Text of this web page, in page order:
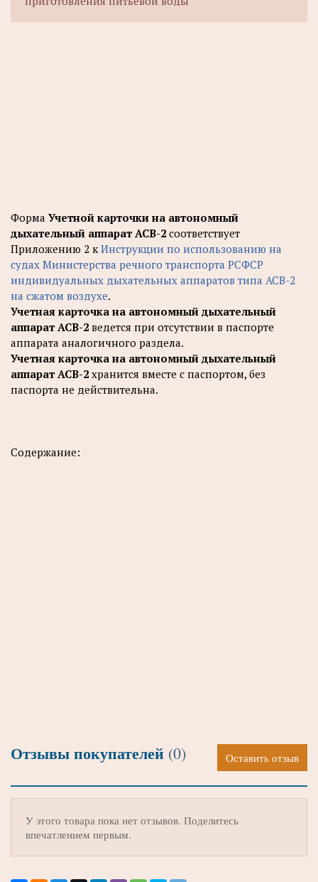
Форма Учетной карточки на автономный
дыхательный аппарат АСВ-2 соответствует
Приложению 2 кИнструкции по использованию на
судах Министерства речного транспорта РСФСР
индивидуальных дыхательных аппаратов типа АСВ-2
на сжатом воздухе.
Учетная карточка на автономный дыхательный
аппарат АСВ-2 ведется при отсутствии в паспорте
аппарата аналогичного раздела.
Учетная карточка на автономный дыхательный
аппарат АСВ-2 хранится вместе с паспортом, без
паспорта не действительна.
Содержание:
Отзывы покупателей (0) Оставить отзыв
У этого товара пока нет отзывов. Поделитесь
впечатлением первым.